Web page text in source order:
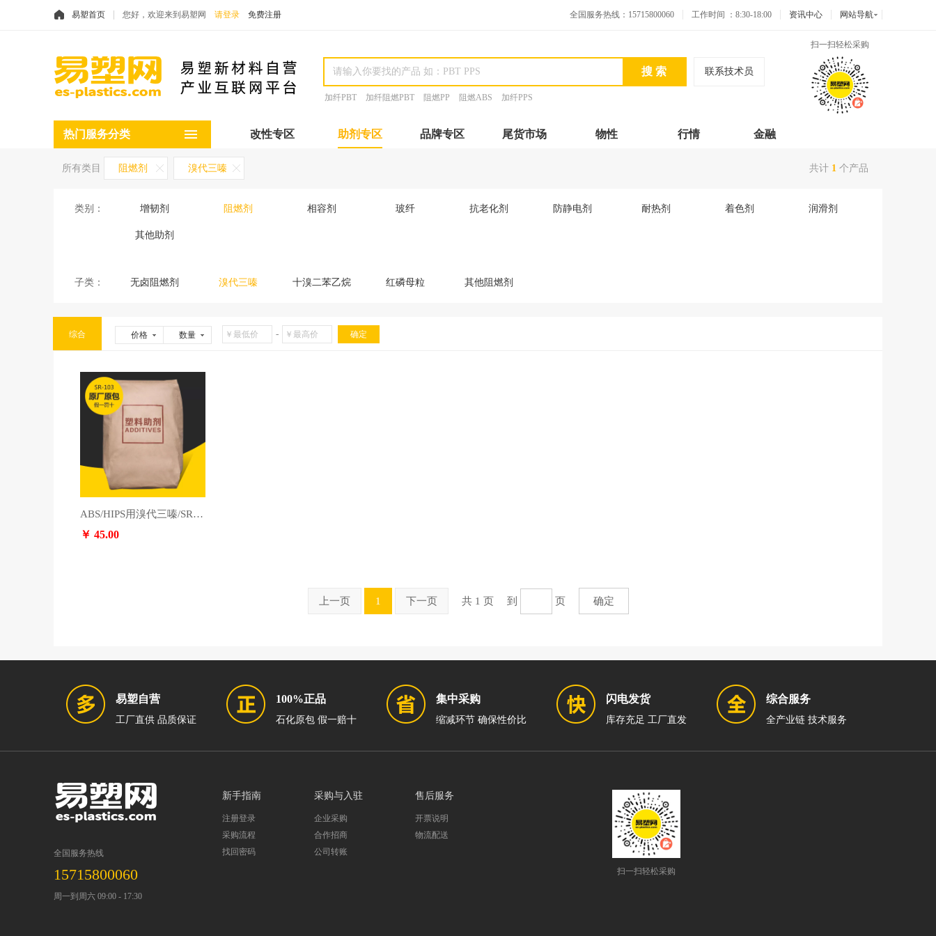
易塑首页 您好，欢迎来到易塑网 请登录 免费注册 网站导航
资讯中心
工作时间 ：8:30-18:00
全国服务热线：15715800060
加纤PBT 加纤阻燃PBT 阻燃PP 阻燃ABS 加纤PPS
联系技术员
扫一扫轻松采购
热门服务分类 改性专区 助剂专区 品牌专区 尾货市场 物性 行情 金融
所有类目 阻燃剂 溴代三嗪 共计 1 个产品
类别： 增韧剂 阻燃剂 相容剂 玻纤 抗老化剂 防静电剂 耐热剂 着色剂 润滑剂
其他助剂
子类： 无卤阻燃剂 溴代三嗪 十溴二苯乙烷 红磷母粒 其他阻燃剂
综合 价格 数量 -
ABS/HIPS用溴代三嗪/SR-103/山东旭锐
￥ 45.00
上一页 1 下一页 共 1 页 到 页 确定
易塑自营
工厂直供 品质保证
100%正品
石化原包 假一赔十
集中采购
缩减环节 确保性价比
闪电发货
库存充足 工厂直发
综合服务
全产业链 技术服务
全国服务热线
15715800060
周一到周六 09:00 - 17:30
新手指南
注册登录
采购流程
找回密码
采购与入驻
企业采购
合作招商
公司转账
售后服务
开票说明
物流配送
扫一扫轻松采购